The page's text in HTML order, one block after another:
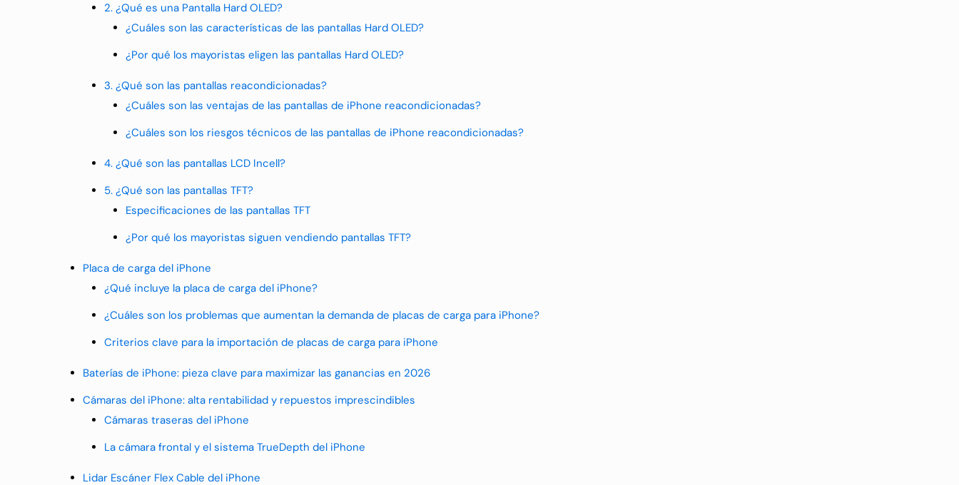
2. ¿Qué es una Pantalla Hard OLED?
¿Cuáles son las características de las pantallas Hard OLED?
¿Por qué los mayoristas eligen las pantallas Hard OLED?
3. ¿Qué son las pantallas reacondicionadas?
¿Cuáles son las ventajas de las pantallas de iPhone reacondicionadas?
¿Cuáles son los riesgos técnicos de las pantallas de iPhone reacondicionadas?
4. ¿Qué son las pantallas LCD Incell?
5. ¿Qué son las pantallas TFT?
Especificaciones de las pantallas TFT
¿Por qué los mayoristas siguen vendiendo pantallas TFT?
Placa de carga del iPhone
¿Qué incluye la placa de carga del iPhone?
¿Cuáles son los problemas que aumentan la demanda de placas de carga para iPhone?
Criterios clave para la importación de placas de carga para iPhone
Baterías de iPhone: pieza clave para maximizar las ganancias en 2026
Cámaras del iPhone: alta rentabilidad y repuestos imprescindibles
Cámaras traseras del iPhone
La cámara frontal y el sistema TrueDepth del iPhone
Lidar Escáner Flex Cable del iPhone